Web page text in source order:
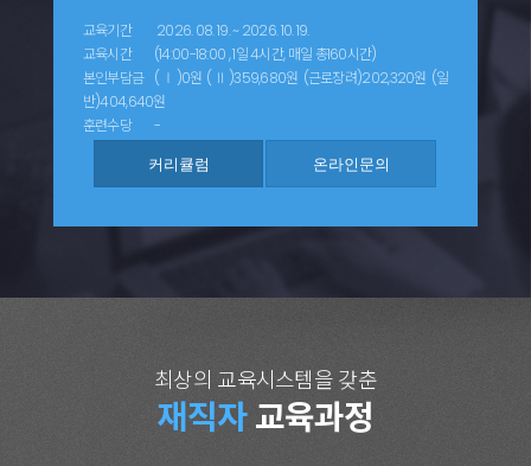
교육기간
2026. 08. 19. ~ 2026. 10. 19.
교육시간
(14:00-18:00 , 1일 4시간, 매일 총160시간)
본인부담금 (Ⅰ)0원 (Ⅱ)359,680원 (근로장려)202,320원 (일
반)404,640원
훈련수당
-
최상의 교육시스템을 갖춘
재직자교육과정